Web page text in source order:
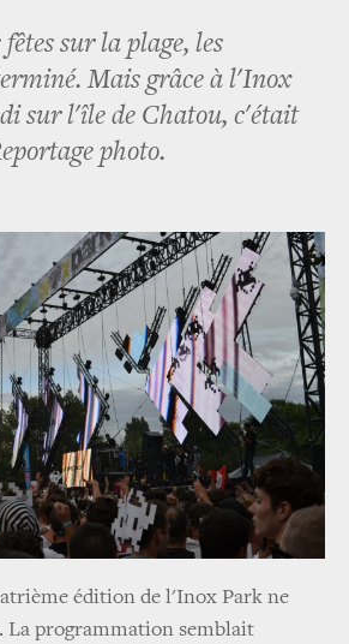
sur la plage, les
Mais grâce à l'Inox
sur l'île de Chatou, c'était
photo.
édition de l'Inox Park ne
La programmation semblait